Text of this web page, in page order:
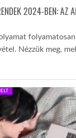
2024-BEN: AZ
Nézzük meg,